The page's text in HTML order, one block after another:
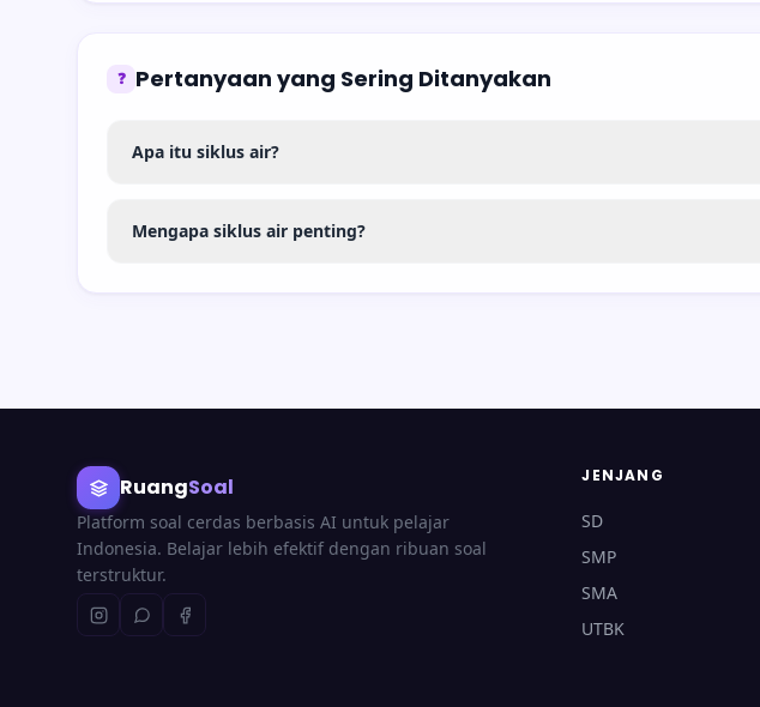
❓ Pertanyaan yang Sering Ditanyakan
Apa itu siklus air?
Mengapa siklus air penting?
RuangSoal
Platform soal cerdas berbasis AI untuk pelajar
Indonesia. Belajar lebih efektif dengan ribuan soal
terstruktur.
JENJANG
SD
SMP
SMA
UTBK